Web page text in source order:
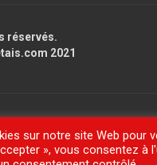
réservés.
2021
par WordPress|Thème
sur notre site Web pour
», vous consentez à